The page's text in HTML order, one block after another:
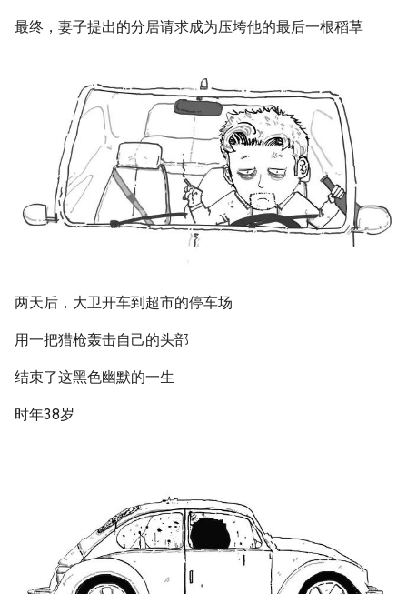
最终，妻子提出的分居请求成为压垮他的最后一根稻草
两天后，大卫开车到超市的停车场
用一把猎枪轰击自己的头部
结束了这黑色幽默的一生
时年38岁